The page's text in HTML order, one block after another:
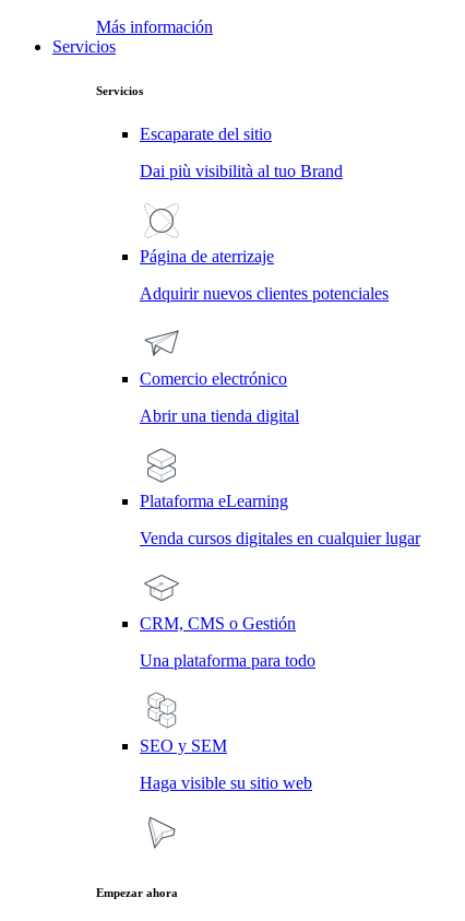
Más información
Servicios
Servicios
Escaparate del sitio
Dai più visibilità al tuo Brand
Página de aterrizaje
Adquirir nuevos clientes potenciales
Comercio electrónico
Abrir una tienda digital
Plataforma eLearning
Venda cursos digitales en cualquier lugar
CRM, CMS o Gestión
Una plataforma para todo
SEO y SEM
Haga visible su sitio web
Empezar ahora